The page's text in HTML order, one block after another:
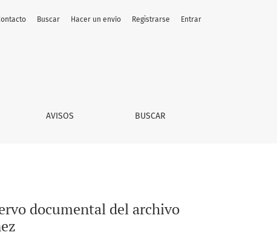
del municipio de Cadereyta Jiménez
AVISOS BUSCAR
Buscar Hacer un envío Registrarse Entrar
documental del archivo